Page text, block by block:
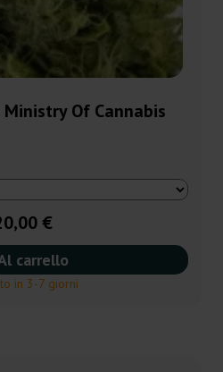
Of Cannabis
€
carrello
in 3-7 giorni